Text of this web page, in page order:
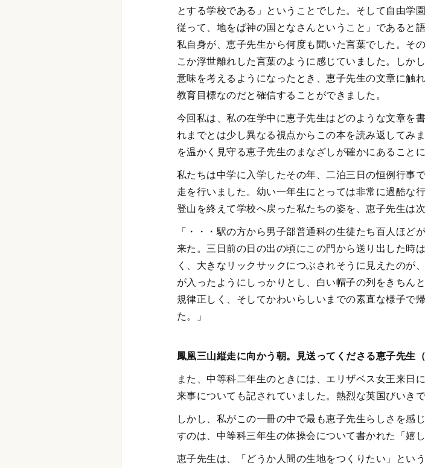
とする学校である」ということでした。そして自由学
従って、地をば神の国となさんということ」であると
私自身が、恵子先生から何度も聞いた言葉でした。そ
こか浮世離れした言葉のように感じていました。しか
意味を考えるようになったとき、恵子先生の文章に触
教育目標なのだと確信することができました。
今回私は、私の在学中に恵子先生はどのような文章を
れまでとは少し異なる視点からこの本を読み返してみ
を温かく見守る恵子先生のまなざしが確かにあること
私たちは中学に入学したその年、二泊三日の恒例行事
走を行いました。幼い一年生にとっては非常に過酷な
登山を終えて学校へ戻った私たちの姿を、恵子先生は
「・・・駅の方から男子部普通科の生徒たち百人ほど
来た。三日前の日の出の頃にこの門から送り出した時
く、大きなリックサックにつぶされそうに見えたのが
が入ったようにしっかりとし、白い帽子の列をきちん
規律正しく、そしてかわいらしいまでの素直な様子で
た。」
鳳凰三山縦走に向かう朝。見送ってくださる恵子先生（
また、中等科二年生のときには、エリザベス女王来日
来事についても記されていました。熱烈な英国びいき
しかし、私がこの一冊の中で最も恵子先生らしさを感
すのは、中等科三年生の体操会について書かれた「嬉
恵子先生は、「どうか人間の生地をつくりたい」とい